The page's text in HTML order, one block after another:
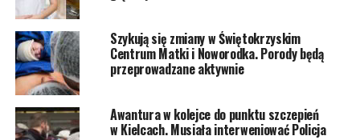
Szykują się zmiany w Świętokrzyskim
Centrum Matki i Noworodka. Porody będą
przeprowadzane aktywnie
Awantura w kolejce do punktu szczepień
w Kielcach. Musiała interweniować Policja